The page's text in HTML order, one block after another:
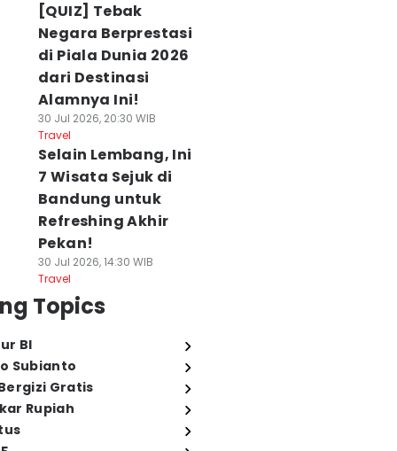
[QUIZ] Tebak
Negara Berprestasi
di Piala Dunia 2026
dari Destinasi
Alamnya Ini!
30 Jul 2026, 20:30 WIB
Travel
Selain Lembang, Ini
7 Wisata Sejuk di
Bandung untuk
Refreshing Akhir
Pekan!
30 Jul 2026, 14:30 WIB
Travel
Topics
BI
Subianto
Gratis
Rupiah